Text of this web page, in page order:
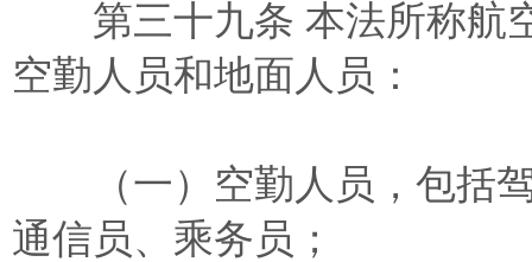
第三十九条 本法所称航
空勤人员和地面人员：
（一）空勤人员，包括驾
通信员、乘务员；